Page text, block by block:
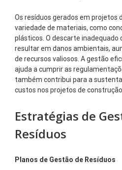
Os resíduos gerados em projetos
variedade de materiais, como
plásticos. O descarte inadequado
resultar em danos ambientais,
de recursos valiosos. A gestão
ajuda a cumprir as
também contribui para a
custos nos projetos de construção.
Estratégias de
Resíduos
Planos de Gestão de Resíduos